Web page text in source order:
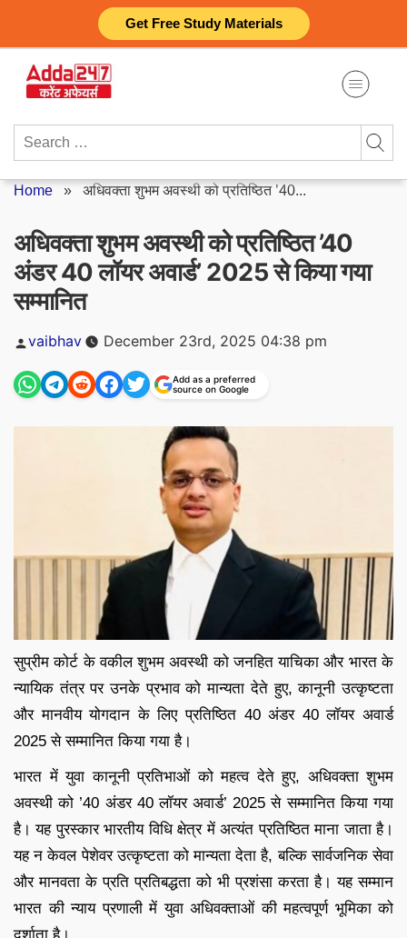
Get Free Study Materials
content
Search
Home » अधिवक्ता शुभम अवस्थी को प्रतिष्ठित ’40...
अधिवक्ता शुभम अवस्थी को प्रतिष्ठित ’40
अंडर 40 लॉयर अवार्ड’ 2025 से किया गया
सम्मानित
Posted
vaibhav December 23rd, 2025 04:38 pm
Add as a preferred
source on Google
सुप्रीम कोर्ट के वकील शुभम अवस्थी को जनहित याचिका और भारत के
न्यायिक तंत्र पर उनके प्रभाव को मान्यता देते हुए, कानूनी उत्कृष्टता
और मानवीय योगदान के लिए प्रतिष्ठित 40 अंडर 40 लॉयर अवार्ड
2025 से सम्मानित किया गया है।
भारत में युवा कानूनी प्रतिभाओं को महत्व देते हुए, अधिवक्ता शुभम
अवस्थी को ’40 अंडर 40 लॉयर अवार्ड’ 2025 से सम्मानित किया गया
है। यह पुरस्कार भारतीय विधि क्षेत्र में अत्यंत प्रतिष्ठित माना जाता है।
यह न केवल पेशेवर उत्कृष्टता को मान्यता देता है, बल्कि सार्वजनिक सेवा
और मानवता के प्रति प्रतिबद्धता को भी प्रशंसा करता है। यह सम्मान
भारत की न्याय प्रणाली में युवा अधिवक्ताओं की महत्वपूर्ण भूमिका को